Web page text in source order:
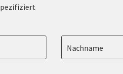
Nachname